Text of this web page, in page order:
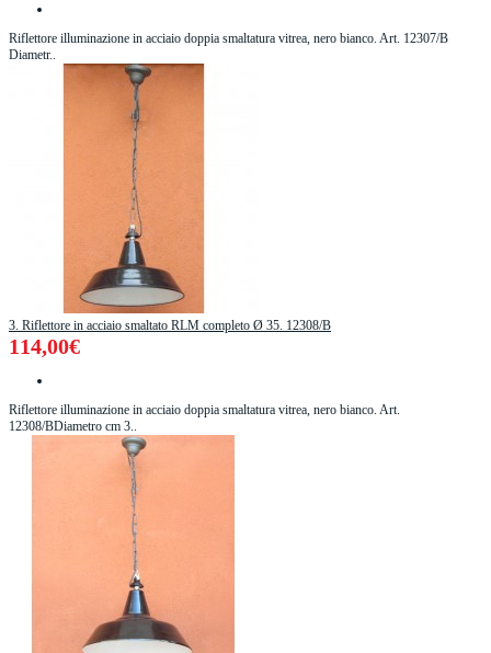
Riflettore illuminazione in acciaio doppia smaltatura vitrea, nero bianco. Art. 12307/B
Diametr..
3. Riflettore in acciaio smaltato RLM completo Ø 35. 12308/B
114,00€
Riflettore illuminazione in acciaio doppia smaltatura vitrea, nero bianco. Art.
12308/BDiametro cm 3..